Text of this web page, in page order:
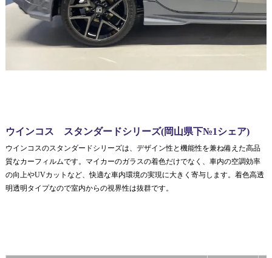
ウインコス スタンダードシリーズ(岡山県下№1シェア)
ウインコスのスタンダードシリーズは、デザイン性と機能性を兼ね備えた高品
質なカーフィルムです。マイカーのガラスの着色だけでなく、車内の空調効率
の向上やUVカットなど、快適な車内環境の実現に大きく寄与します。着色高透
明透明タイプなので室内からの視界性は抜群です。